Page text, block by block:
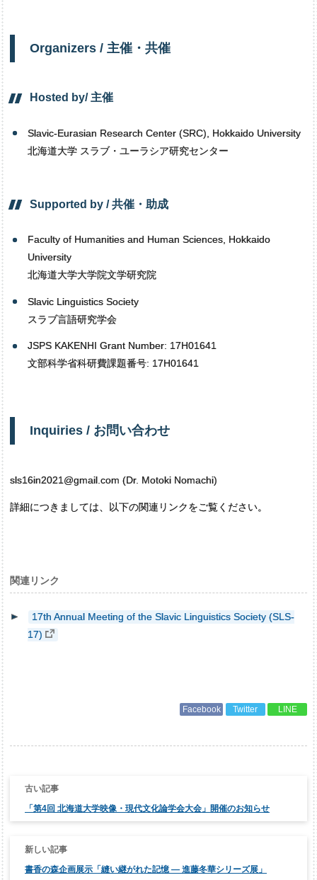
Organizers / 主催・ 共催
Hosted by/主催
Slavic-Eurasian Research Center (SRC), Hokkaido University
北海道大学 スラブ・ユーラシア研究センター
Supported by /共催・ 助成
Faculty of Humanities and Human Sciences, Hokkaido
University
北海道大学大学院文学研究院
Slavic Linguistics Society
スラブ言語研究学会
JSPS KAKENHI Grant Number: 17H01641
文部科学省科研費課題番号: 17H01641
Inquiries / お問い合わせ
sls16in2021@gmail.com (Dr. Motoki Nomachi)
詳細につきましては、以下の関連リンクをご覧ください。
関連リンク
17th Annual Meeting of the Slavic Linguistics Society (SLS-
17)
Facebook Twitter LINE
ゲ
「第4回 北海道大学映像・現代文化論学会大会」開催のお知らせ
書香の森企画展示「縫い継がれた記憶 — 進藤冬華シリーズ展」